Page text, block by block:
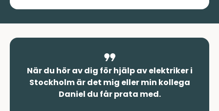
När du hör av dig för hjälp av elektriker i
Stockholm är det mig eller min kollega
Daniel du får prata med.